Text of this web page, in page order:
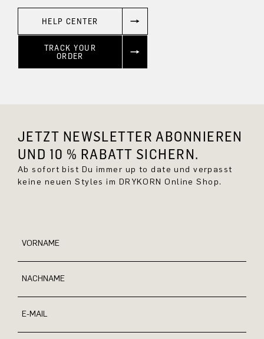
HELP CENTER
TRACK YOUR
ORDER
JETZT NEWSLETTER ABONNIEREN
UND 10 % RABATT SICHERN.
Ab sofort bist Du immer up to date und verpasst
keine neuen Styles im DRYKORN Online Shop.
VORNAME
NACHNAME
E-MAIL